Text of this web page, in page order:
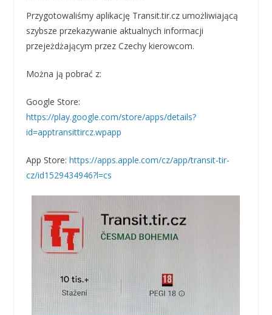
Przygotowaliśmy aplikację Transit.tir.cz umożliwiającą
szybsze przekazywanie aktualnych informacji
przejeżdżającym przez Czechy kierowcom.
Można ją pobrać z:
Google Store:
https://play.google.com/store/apps/details?
id=apptransittircz.wpapp
App Store: https://apps.apple.com/cz/app/transit-tir-
cz/id1529434946?l=cs